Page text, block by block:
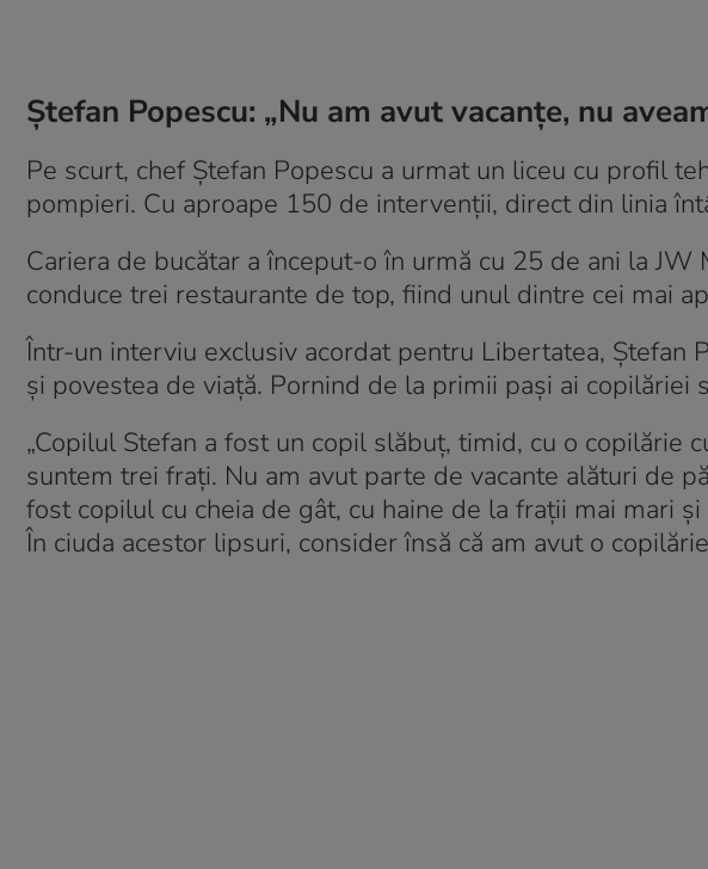
Ștefan Popescu: „Nu am avut vacanțe, nu
Pe scurt, chef Ștefan Popescu a urmat un liceu cu profil
pompieri. Cu aproape 150 de intervenții, direct din linia
Cariera de bucătar a început-o în urmă cu 25 de ani la
conduce trei restaurante de top, fiind unul dintre cei mai
Într-un interviu exclusiv acordat pentru Libertatea, Ștefan
și povestea de viață. Pornind de la primii pași ai copilăriei
„Copilul Stefan a fost un copil slăbuț, timid, cu o copilărie
suntem trei frați. Nu am avut parte de vacante alături de
fost copilul cu cheia de gât, cu haine de la frații mai mari
În ciuda acestor lipsuri, consider însă că am avut o